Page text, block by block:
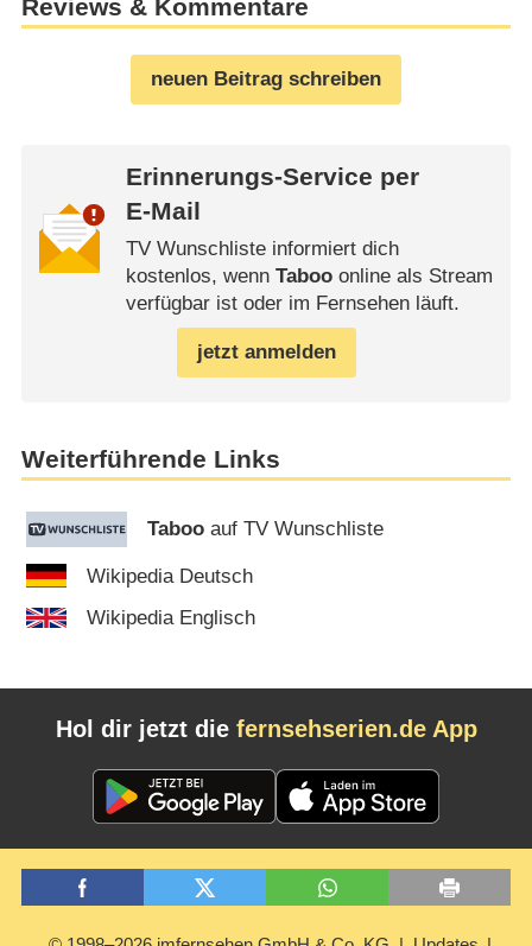
Reviews & Kommentare
neuen Beitrag schreiben
Erinnerungs-Service per
E-Mail
TV Wunschliste informiert dich
kostenlos, wenn Tabooonline als Stream
verfügbar ist oder im Fernsehen läuft.
jetzt anmelden
Weiterführende Links
Taboo auf TV Wunschliste
Wikipedia Deutsch
Wikipedia Englisch
Hol dir jetzt die fernsehserien.de App